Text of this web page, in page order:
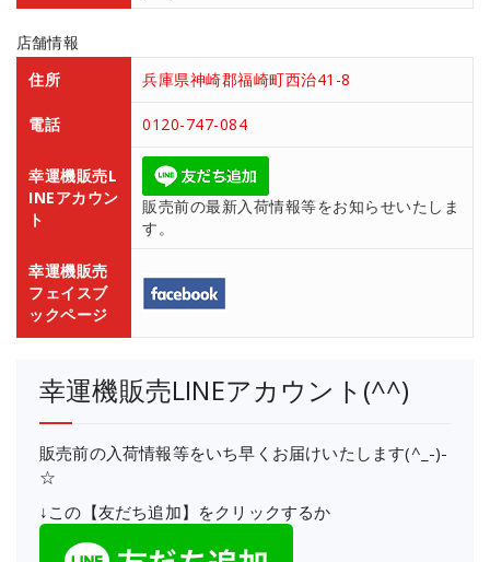
店舗情報
住所
兵庫県神崎郡福崎町西治41-8
電話 0120-747-084
幸運機販売L
INEアカウン
ト
販売前の最新入荷情報等をお知らせいたしま
す。
幸運機販売
フェイスブ
ックページ
幸運機販売LINEアカウント(^^)
販売前の入荷情報等をいち早くお届けいたします(^_-)-
☆
↓この【友だち追加】をクリックするか